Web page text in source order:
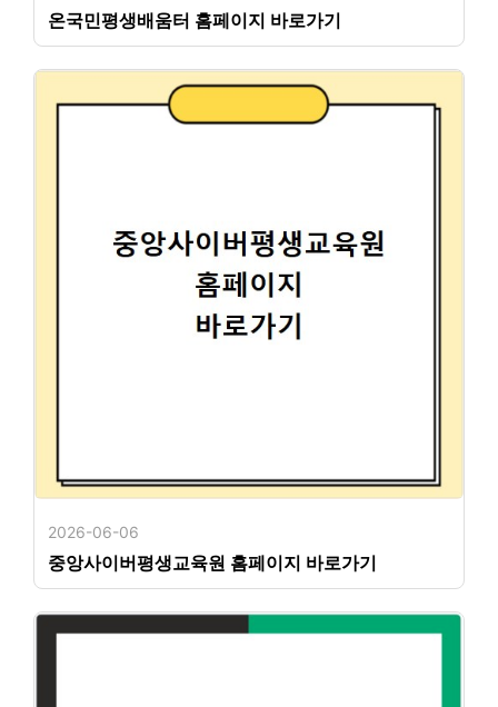
온국민평생배움터 홈페이지 바로가기
2026-06-06
중앙사이버평생교육원 홈페이지 바로가기